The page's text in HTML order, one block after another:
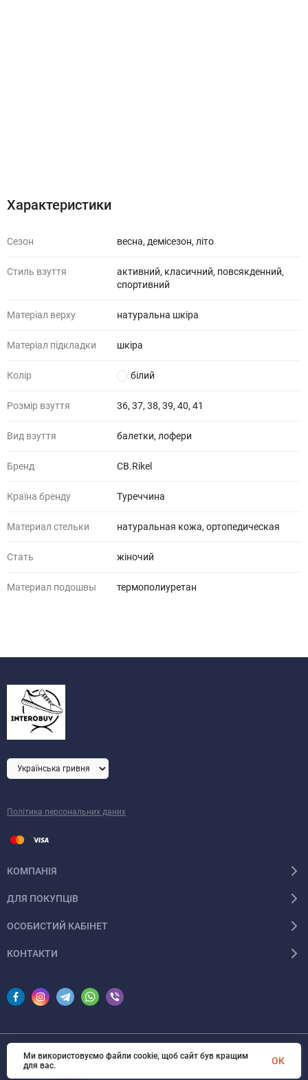
Характеристики
Сезон весна, демісезон, літо
Стиль взуття
активний, класичний, повсякденний,
спортивний
Матеріал верху натуральна шкіра
Матеріал підкладки шкіра
Колір білий
Розмір взуття 36, 37, 38, 39, 40, 41
Вид взуття балетки, лофери
Бренд СВ.Rikel
Країна бренду Туреччина
Материал стельки натуральная кожа, ортопедическая
Стать жіночий
Материал подошвы термополиуретан
Політика персональних даних
КОМПАНІЯ
ДЛЯ ПОКУПЦІВ
ОСОБИСТИЙ КАБІНЕТ
КОНТАКТИ
© 2026 InSale. Всі права захищені
Ми використовуємо файли cookie, щоб сайт був кращим
для вас.
OK